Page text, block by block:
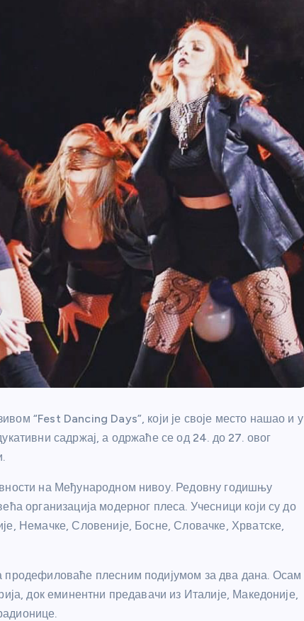
“Fest Dancing Days”, који је своје место нашао и у
садржај, а одржаће се од 24. до 27. овог
на Међународном нивоу. Редовну годишњу
организација модерног плеса. Учесници који су до
Немачке, Словеније, Босне, Словачке, Хрватске,
продефиловаће плесним подијумом за два дана. Осам
док еминентни предавачи из Италије, Македоније,